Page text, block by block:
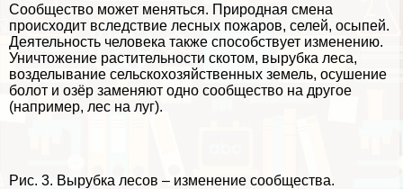
Сообщество может меняться. Природная смена
происходит вследствие лесных пожаров, селей, осыпей.
Деятельность человека также способствует изменению.
Уничтожение растительности скотом, вырубка леса,
возделывание сельскохозяйственных земель, осушение
болот и озёр заменяют одно сообщество на другое
(например, лес на луг).
Рис. 3. Вырубка лесов – изменение сообщества.